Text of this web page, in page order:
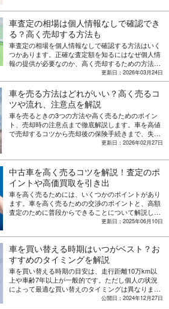
車査定の相場は個人情報なしで確認でき
る？高く売却する方法も
車査定の相場を個人情報なしで確認する方法はいく
つかあります。正確な査定額を知るにはなぜ個人情
報の提供が必要なのか、高く売却するための方法も
更新日：2026年03月24日
車を売る方法はどれがいい？高く売るコ
ツや流れ、注意点を解説
車を売るときの3つの方法や高く売るためのポイン
ト、売却時の注意点まで徹底解説します。車を高値
で売却するコツから売却後の保険手続きまで、失敗
しない車の売り方がわかります。初めての方でも安
更新日：2026年02月27日
中古車を高く売るコツを解説！査定のポ
イントや高価買取を引き出
車を高く売るためには、いくつかのポイントがあり
ます。車を高く売るための交渉のポイントと、高額
査定のために普段からできることについて解説しま
更新日：2025年06月10日
車を買い替える時期はいつがベスト？お
すすめのタイミングを解説
車を買い替える時期の目安は、走行距離10万km以
上や車齢7年以上が一般的です。ただし個人の状況
によって最適な買い替えのタイミングは異なりま
す。メンテナンス費用の増加や新車の購入特典など
公開日：2024年12月27日